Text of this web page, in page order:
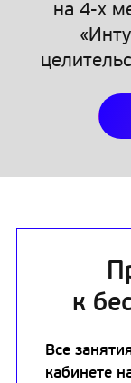
на 4-х
к
Все
кабинете